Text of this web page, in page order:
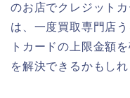
のお店でクレジット
は、一度買取専門店
トカードの上限金額
を解決できるかもし